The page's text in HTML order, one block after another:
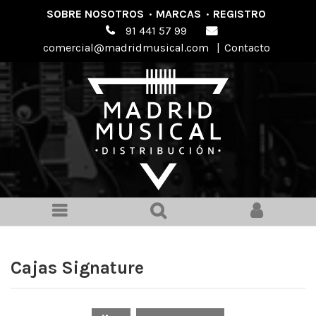
SOBRE NOSOTROS · MARCAS · REGISTRO
91 441 57 99
comercial@madridmusical.com
| Contacto
Cajas Signature